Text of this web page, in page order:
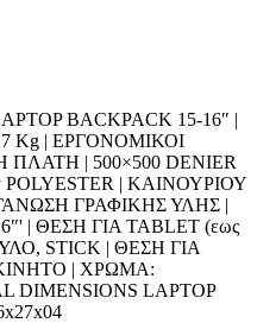
BACKPACK 15-16″ |
Kg | EPΓΟΝΟΜΙΚΟΙ
| 500×500 DENIER
POLYESTER | ΚΑΙΝΟΥΡΙΟΥ
ΓΡΑΦΙΚΗΣ ΥΛΗΣ |
| ΘΕΣΗ ΓΙΑ TABLET (εως
STICK | ΘΕΣΗ ΓΙΑ
| ΧΡΩΜΑ:
DIMENSIONS LAPTOP